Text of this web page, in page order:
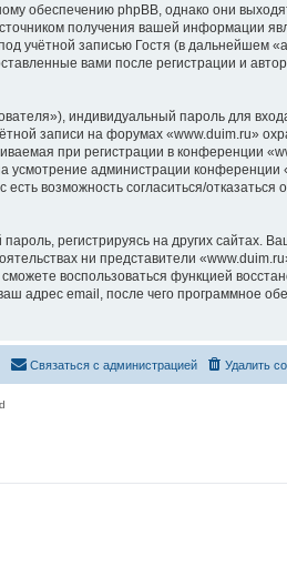
обеспечению phpBB, однако они выходят
получения вашей информации
учётной записью Гостя (в дальнейшем
вами после регистрации и
индивидуальный пароль для
записи на форумах «www.duim.ru»
при регистрации в конференции
усмотрение администрации
возможность согласиться/отказаться
регистрируясь на других сайтах.
ни представители
воспользоваться функцией
адрес email, после чего программное
Удалить
Связаться с администрацией